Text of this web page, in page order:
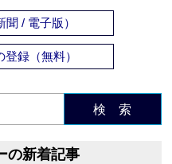
/ 電子版）
録（無料）
検 索
の新着記事